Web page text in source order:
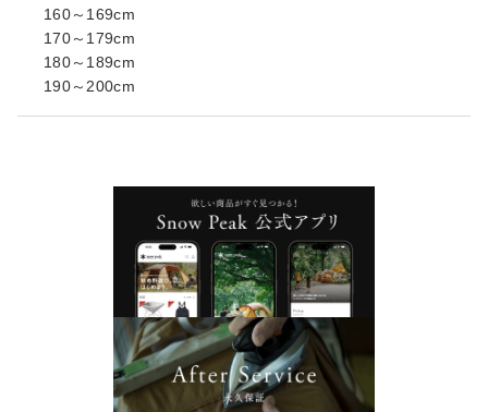
160～169cm
170～179cm
180～189cm
190～200cm